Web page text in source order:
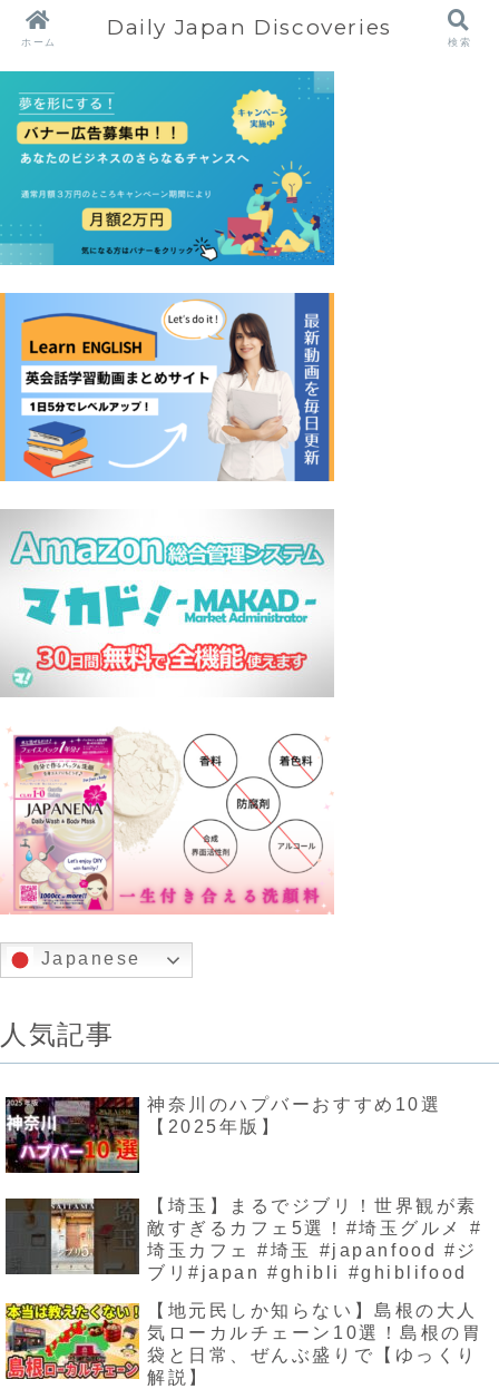
Japanese
人気記事
神奈川のハプバーおすすめ10選
【2025年版】
【埼玉】まるでジブリ！世界観が素
敵すぎるカフェ5選！#埼玉グルメ #
埼玉カフェ #埼玉 #japanfood #ジ
ブリ#japan #ghibli #ghiblifood
【地元民しか知らない】島根の大人
気ローカルチェーン10選！島根の胃
袋と日常、ぜんぶ盛りで【ゆっくり
解説】
ホーム
Daily Japan Discoveries
検索